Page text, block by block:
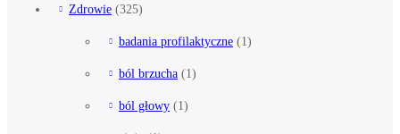
Zdrowie (325)
badania profilaktyczne (1)
ból brzucha (1)
ból głowy (1)